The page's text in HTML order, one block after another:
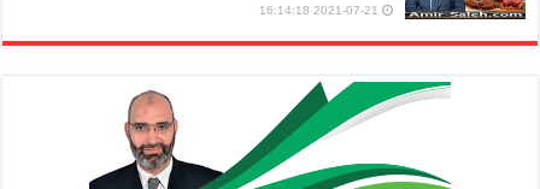
2021-07-21 16:14:18